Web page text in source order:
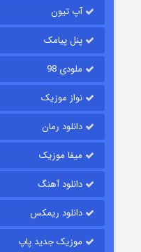
قسمت
آپ تیون
پنل پیامک
ملودی 98
نواز موزیک
دانلود رمان
میفا موزیک
دانلود آهنگ
دانلود ریمکس
موزیک جدید پاپ